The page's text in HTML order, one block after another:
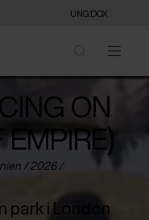
UNG:DOX
ON
EMPIRE)
/ 2026 /
park i London